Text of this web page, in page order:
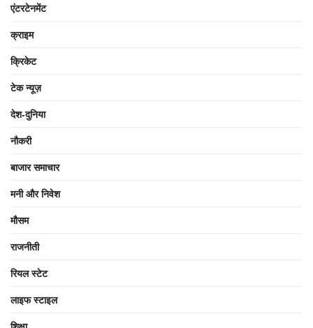
एंटरटेनमेंट
क्राइम
क्रिकेट
टेक न्यूज़
देश-दुनिया
नौकरी
बाजार समाचार
मनी और निवेश
मौसम
राजनीती
रियल स्टेट
लाइफ स्टाइल